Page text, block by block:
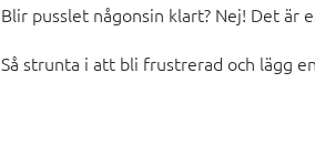
Blir pusslet någonsin klart? Nej! Det är
Så strunta i att bli frustrerad och lägg